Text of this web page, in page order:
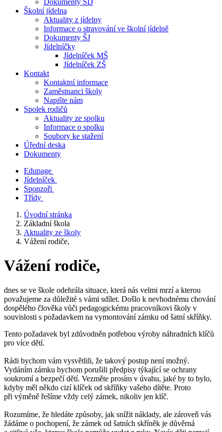
Dokumenty ŠD
Školní jídelna
Aktuality z jídelny
Informace o stravování ve školní jídelně
Dokumenty ŠJ
Jídelníčky
Jídelníček MŠ
Jídelníček ZŠ
Kontakt
Kontaktní informace
Zaměstnanci školy
Napište nám
Spolek rodičů
Aktuality ze spolku
Informace o spolku
Soubory ke stažení
Úřední deska
Dokumenty
Edupage
Jídelníček
Sponzoři
Třídy
Úvodní stránka
Základní škola
Aktuality ze školy
Vážení rodiče,
Vážení rodiče,
dnes se ve škole odehrála situace, která nás velmi mrzí a kterou
považujeme za důležité s vámi sdílet. Došlo k nevhodnému chování
dospělého člověka vůči pedagogickému pracovníkovi školy v
souvislosti s požadavkem na vymontování zámku od šatní skříňky.
Tento požadavek byl zdůvodněn potřebou výroby náhradních klíčů
pro více dětí.
Rádi bychom vám vysvětlili, že takový postup není možný.
Vydáním zámku bychom porušili předpisy týkající se ochrany
soukromí a bezpečí dětí. Vezměte prosím v úvahu, jaké by to bylo,
kdyby měl někdo cizí klíček od skříňky vašeho dítěte. Proto
při výměně řešíme vždy celý zámek, nikoliv jen klíč.
Rozumíme, že hledáte způsoby, jak snížit náklady, ale zároveň vás
žádáme o pochopení, že zámek od šatních skříněk je důvěrná